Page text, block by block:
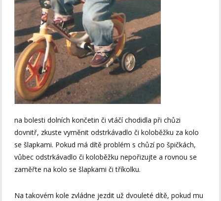
na bolesti dolních končetin či vtáčí chodidla při chůzi
dovnitř, zkuste vyměnit odstrkávadlo či koloběžku za kolo
se šlapkami. Pokud má dítě problém s chůzí po špičkách,
vůbec odstrkávadlo či koloběžku nepořizujte a rovnou se
zaměřte na kolo se šlapkami či tříkolku.
Na takovém kole zvládne jezdit už dvouleté dítě, pokud mu